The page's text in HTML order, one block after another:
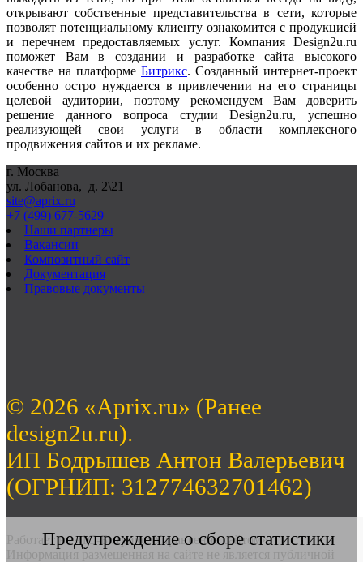
открывают собственные представительства в сети, которые
позволят потенциальному клиенту ознакомится с продукцией
и перечнем предоставляемых услуг. Компания Design2u.ru
поможет Вам в создании и разработке сайта высокого
качестве на платформе Битрикс. Созданный интернет-проект
особенно остро нуждается в привлечении на его страницы
целевой аудитории, поэтому рекомендуем Вам доверить
решение данного вопроса студии Design2u.ru, успешно
реализующей свои услуги в области комплексного
продвижения сайтов и их рекламе.
г. Москва
ул. Лобанова, д. 2\21
site@aprix.ru
+7 (499) 677-5629
Наши партнеры
Вакансии
Композитный сайт
Документация
Правовые документы
© 2026 «Aprix.ru» (Ранее
design2u.ru).
ИП Бодрышев Антон Валерьевич
(ОГРНИП: 312774632701462)
Работает на «1С-Битрикс: Управление сайтом».
Информация размещенная на сайте не является публичной
Предупреждение о сборе статистики